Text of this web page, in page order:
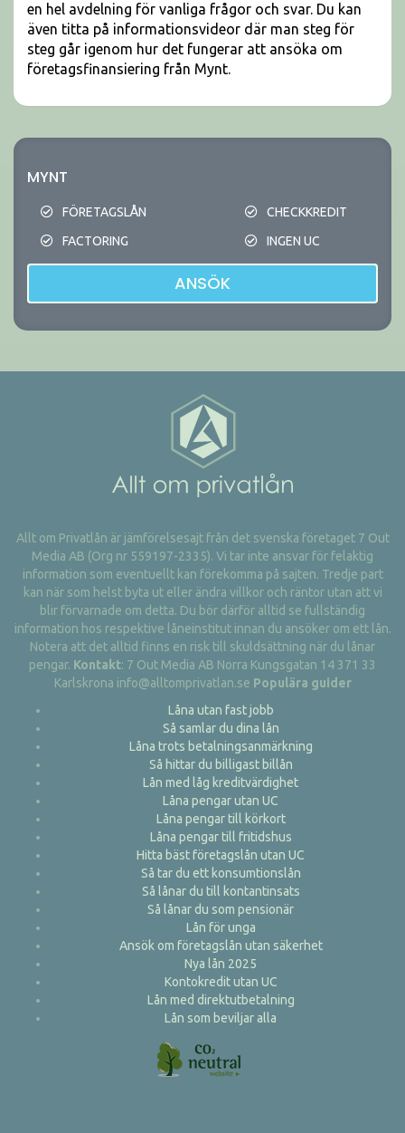
en hel avdelning för vanliga frågor och svar. Du kan
även titta på informationsvideor där man steg för
steg går igenom hur det fungerar att ansöka om
företagsfinansiering från Mynt.
MYNT
FÖRETAGSLÅN
FACTORING
CHECKKREDIT
INGEN UC
ANSÖK
Allt om Privatlån är jämförelsesajt från det svenska företaget 7 Out
Media AB (Org nr 559197-2335). Vi tar inte ansvar för felaktig
information som eventuellt kan förekomma på sajten. Tredje part
kan när som helst byta ut eller ändra villkor och räntor utan att vi
blir förvarnade om detta. Du bör därför alltid se fullständig
information hos respektive låneinstitut innan du ansöker om ett lån.
Notera att det alltid finns en risk till skuldsättning när du lånar
pengar. Kontakt: 7 Out Media AB Norra Kungsgatan 14 371 33
Karlskrona info@alltomprivatlan.se Populära guider
Låna utan fast jobb
Så samlar du dina lån
Låna trots betalningsanmärkning
Så hittar du billigast billån
Lån med låg kreditvärdighet
Låna pengar utan UC
Låna pengar till körkort
Låna pengar till fritidshus
Hitta bäst företagslån utan UC
Så tar du ett konsumtionslån
Så lånar du till kontantinsats
Så lånar du som pensionär
Lån för unga
Ansök om företagslån utan säkerhet
Nya lån 2025
Kontokredit utan UC
Lån med direktutbetalning
Lån som beviljar alla